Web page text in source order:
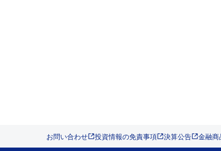
お問い合わせ 投資情報の免責事項 決算公告 金融